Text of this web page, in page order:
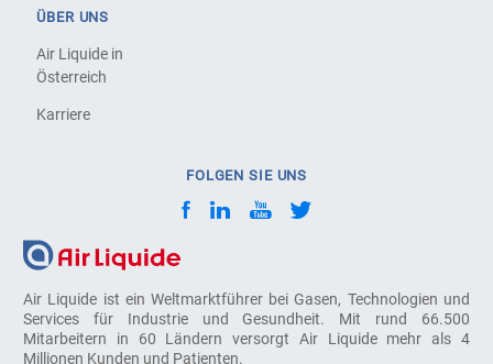
Air Liquide ist ein Weltmarktführer bei Gasen, Technologien und
Services für Industrie und Gesundheit. Mit rund 66.500
Mitarbeitern in 60 Ländern versorgt Air Liquide mehr als 4
Millionen Kunden und Patienten.
ÜBER UNS
Air Liquide in
Österreich
Karriere
FOLGEN SIE UNS